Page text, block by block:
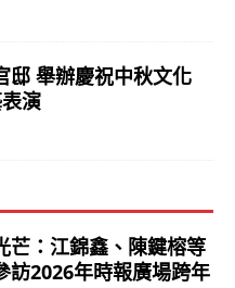
邸 舉辦慶祝中秋文化
演
芒：江錦鑫、陳鍵榕等
訪2026年時報廣場跨年